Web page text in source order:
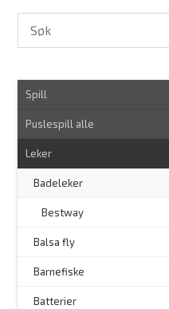
Spill
Puslespill alle
Leker
Badeleker
Bestway
Balsa fly
Barnefiske
Batterier